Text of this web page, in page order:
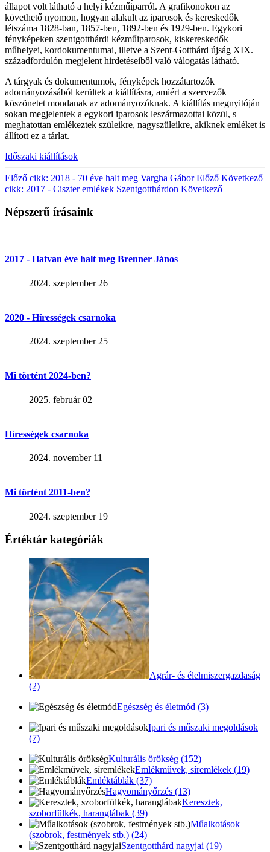
állapot volt látható a helyi kézműiparról. A grafikonokon az
követhető nyomon, hogyan alakult az iparosok és kereskedők
létszáma 1828-ban, 1857-ben, 1892-ben és 1929-ben. Egykori
fényképeken szentgotthárdi kézműiparosok, kiskereskedők
műhelyei, kordokumentumai, illetve a Szent-Gotthárd újság XIX.
századfordulón megjelent hirdetéseiből való válogatás látható.
A tárgyak és dokumentumok, fényképek hozzátartozók
adományozásából kerültek a kiállításra, amiért a szervezők
köszönetet mondanak az adományozóknak. A kiállítás megnyitóján
sokan megjelentek a egykori iparosok leszármazottai közül, s
meghatottan emlékeztek szüleikre, nagyszüleikre, akiknek emléket is
állított ez a tárlat.
Időszaki kiállítások
Előző cikk: 2018 - 70 éve halt meg Vargha GáborElőző Következő
cikk: 2017 - Ciszter emlékek Szentgotthárdon Következő
Népszerű írásaink
2017 - Hatvan éve halt meg Brenner János
2024. szeptember 26
2020 - Hírességek csarnoka
2024. szeptember 25
Mi történt 2024-ben?
2025. február 02
Hírességek csarnoka
2024. november 11
Mi történt 2011-ben?
2024. szeptember 19
Értéktár kategóriák
Agrár- és élelmiszergazdaság
(2)
Egészség és életmód (3)
Ipari és műszaki megoldások
(7)
Kulturális örökség (152)
Emlékművek, síremlékek (19)
Emléktáblák (37)
Hagyományőrzés (13)
Keresztek,
szoborfülkék, haranglábak (39)
Műalkotások
(szobrok, festmények stb.) (24)
Szentgotthárd nagyjai (19)